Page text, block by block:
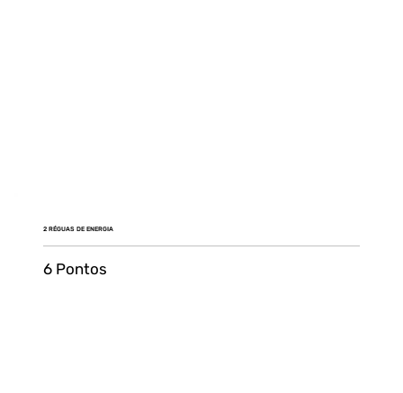
2 RÉGUAS DE ENERGIA
6 Pontos